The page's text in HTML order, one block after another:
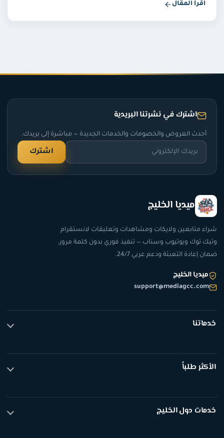
اقرأ المقال
اشترك في نشرتنا البريدية
أحدث العروض والخصومات والخدمات الجديدة — مباشرة إلى بريدك.
اشترك
ميديا الخليج
متابعين ولايكات ومشاهدات وتعليقات لانستقرام
توك ويوتيوب وسناب — تنفيذ فوري بدون كلمة مرور،
إعادة التعبئة ودعم عربي 24/7.
ميديا الخليج
support@mediagcc.com
الكل
طلباً
تيك توك
دول الخليج